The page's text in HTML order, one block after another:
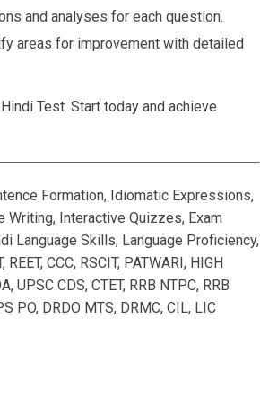
and analyses for each question.
areas for improvement with detailed
Test. Start today and achieve
Formation, Idiomatic Expressions,
Writing, Interactive Quizzes, Exam
Language Skills, Language Proficiency,
CCC, RSCIT, PATWARI, HIGH
UPSC CDS, CTET, RRB NTPC, RRB
PO, DRDO MTS, DRMC, CIL, LIC